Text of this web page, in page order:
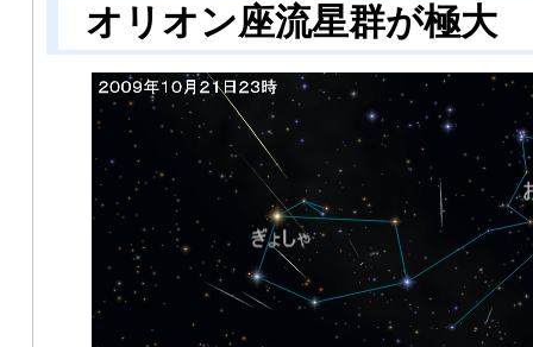
オリオン座流星群が極大